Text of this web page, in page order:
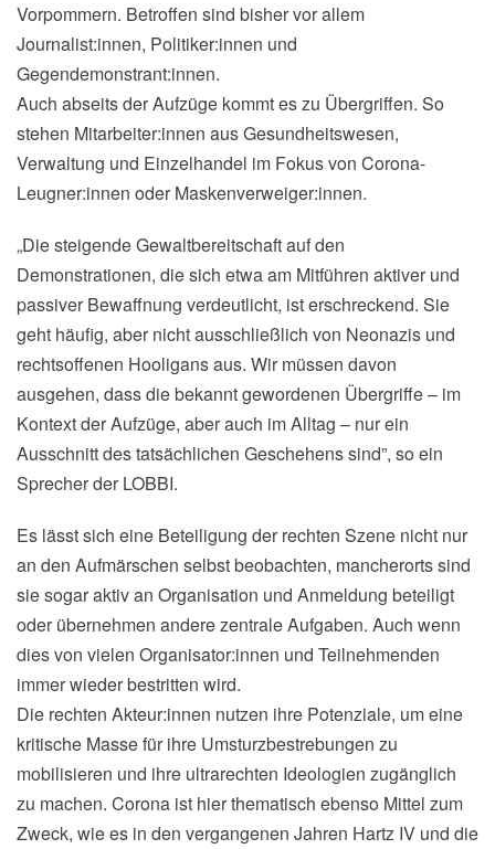
Vorpommern. Betroffen sind bisher vor allem
Journalist:innen, Politiker:innen und
Gegendemonstrant:innen.
Auch abseits der Aufzüge kommt es zu Übergriffen. So
stehen Mitarbeiter:innen aus Gesundheitswesen,
Verwaltung und Einzelhandel im Fokus von Corona-
Leugner:innen oder Maskenverweiger:innen.
„Die steigende Gewaltbereitschaft auf den
Demonstrationen, die sich etwa am Mitführen aktiver und
passiver Bewaffnung verdeutlicht, ist erschreckend. Sie
geht häufig, aber nicht ausschließlich von Neonazis und
rechtsoffenen Hooligans aus. Wir müssen davon
ausgehen, dass die bekannt gewordenen Übergriffe – im
Kontext der Aufzüge, aber auch im Alltag – nur ein
Ausschnitt des tatsächlichen Geschehens sind”, so ein
Sprecher der LOBBI.
Es lässt sich eine Beteiligung der rechten Szene nicht nur
an den Aufmärschen selbst beobachten, mancherorts sind
sie sogar aktiv an Organisation und Anmeldung beteiligt
oder übernehmen andere zentrale Aufgaben. Auch wenn
dies von vielen Organisator:innen und Teilnehmenden
immer wieder bestritten wird.
Die rechten Akteur:innen nutzen ihre Potenziale, um eine
kritische Masse für ihre Umsturzbestrebungen zu
mobilisieren und ihre ultrarechten Ideologien zugänglich
zu machen. Corona ist hier thematisch ebenso Mittel zum
Zweck, wie es in den vergangenen Jahren Hartz IV und die